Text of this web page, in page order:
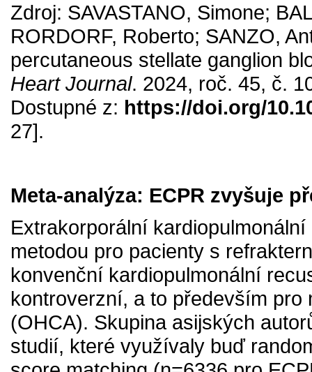
Zdroj: SAVASTANO, Simone;
RORDORF, Roberto; SANZO,
percutaneous stellate ganglion
Heart Journal. 2024, roč. 45, č.
Dostupné z: https://doi.org/
27].
Meta-analýza: ECPR zvyšuje
Extrakorporální
metodou pro pacienty s
konvenční kardiopulmonální
kontroverzní, a to především
(OHCA). Skupina asijských
studií, které využívaly buď